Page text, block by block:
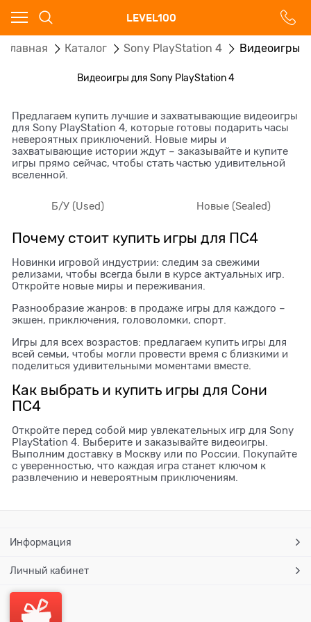
LEVEL100
Главная Каталог Sony PlayStation 4 Видеоигры
Видеоигры для Sony PlayStation 4
Предлагаем купить лучшие и захватывающие видеоигры
для Sony PlayStation 4, которые готовы подарить часы
невероятных приключений. Новые миры и
захватывающие истории ждут – заказывайте и купите
игры прямо сейчас, чтобы стать частью удивительной
вселенной.
Б/У (Used) Новые (Sealed)
Почему стоит купить игры для ПС4
Новинки игровой индустрии: следим за свежими
релизами, чтобы всегда были в курсе актуальных игр.
Откройте новые миры и переживания.
Разнообразие жанров: в продаже игры для каждого –
экшен, приключения, головоломки, спорт.
Игры для всех возрастов: предлагаем купить игры для
всей семьи, чтобы могли провести время с близкими и
поделиться удивительными моментами вместе.
Как выбрать и купить игры для Сони
ПС4
Откройте перед собой мир увлекательных игр для Sony
PlayStation 4. Выберите и заказывайте видеоигры.
Выполним доставку в Москву или по России. Покупайте
с уверенностью, что каждая игра станет ключом к
развлечению и невероятным приключениям.
Информация
Личный кабинет
Ваш город - Москва,
угадали?
ДА НЕТ